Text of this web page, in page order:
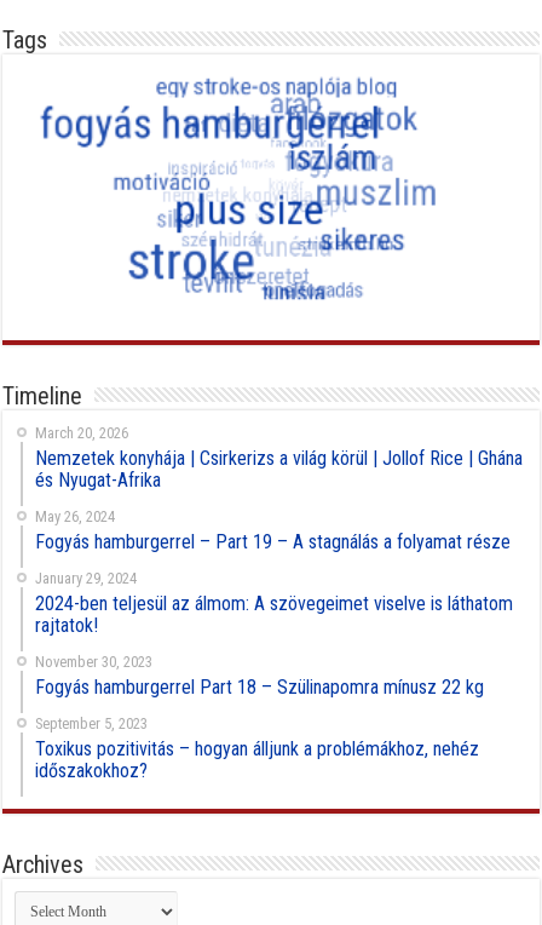
Tags
Timeline
March 20, 2026
Nemzetek konyhája | Csirkerizs a világ körül | Jollof Rice | Ghána
és Nyugat-Afrika
May 26, 2024
Fogyás hamburgerrel – Part 19 – A stagnálás a folyamat része
January 29, 2024
2024-ben teljesül az álmom: A szövegeimet viselve is láthatom
rajtatok!
November 30, 2023
Fogyás hamburgerrel Part 18 – Szülinapomra mínusz 22 kg
September 5, 2023
Toxikus pozitivitás – hogyan álljunk a problémákhoz, nehéz
időszakokhoz?
Archives
Archives